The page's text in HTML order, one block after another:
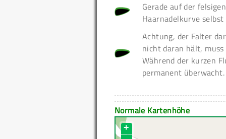
Gerade auf der
Haarnadelkurve
Achtung, der Falter
nicht daran hält,
Während der kurzen
permanent überwacht.
Normale Kartenhöhe
+